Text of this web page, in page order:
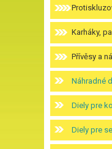
Karháky,
Přívěsy a
Náhradné
Diely pre
Diely pre